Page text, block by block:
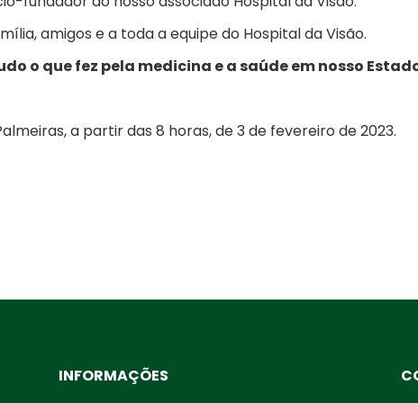
amigos e a toda a equipe do Hospital da Visão.
o que fez pela medicina e a saúde em nosso
a partir das 8 horas, de 3 de fevereiro de 2023.
INFORMAÇÕES